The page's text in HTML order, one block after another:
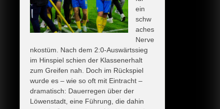
ein
schw
aches
Nerve
nkostüm. Nach dem 2:0-Auswärtssieg
im Hinspiel schien der Klassenerhalt
zum Greifen nah. Doch im Rückspiel
wurde es – wie so oft mit Eintracht –
dramatisch: Dauerregen über der
Löwenstadt, eine Führung, die dahin